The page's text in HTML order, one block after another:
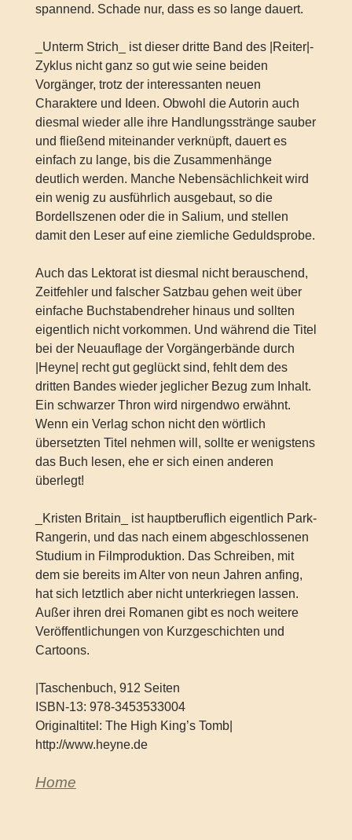
spannend. Schade nur, dass es so lange dauert.
_Unterm Strich_ ist dieser dritte Band des |Reiter|-
Zyklus nicht ganz so gut wie seine beiden
Vorgänger, trotz der interessanten neuen
Charaktere und Ideen. Obwohl die Autorin auch
diesmal wieder alle ihre Handlungsstränge sauber
und fließend miteinander verknüpft, dauert es
einfach zu lange, bis die Zusammenhänge
deutlich werden. Manche Nebensächlichkeit wird
ein wenig zu ausführlich ausgebaut, so die
Bordellszenen oder die in Salium, und stellen
damit den Leser auf eine ziemliche Geduldsprobe.
Auch das Lektorat ist diesmal nicht berauschend,
Zeitfehler und falscher Satzbau gehen weit über
einfache Buchstabendreher hinaus und sollten
eigentlich nicht vorkommen. Und während die Titel
bei der Neuauflage der Vorgängerbände durch
|Heyne| recht gut geglückt sind, fehlt dem des
dritten Bandes wieder jeglicher Bezug zum Inhalt.
Ein schwarzer Thron wird nirgendwo erwähnt.
Wenn ein Verlag schon nicht den wörtlich
übersetzten Titel nehmen will, sollte er wenigstens
das Buch lesen, ehe er sich einen anderen
überlegt!
_Kristen Britain_ ist hauptberuflich eigentlich Park-
Rangerin, und das nach einem abgeschlossenen
Studium in Filmproduktion. Das Schreiben, mit
dem sie bereits im Alter von neun Jahren anfing,
hat sich letztlich aber nicht unterkriegen lassen.
Außer ihren drei Romanen gibt es noch weitere
Veröffentlichungen von Kurzgeschichten und
Cartoons.
|Taschenbuch, 912 Seiten
ISBN-13: 978-3453533004
Originaltitel: The High King’s Tomb|
http://www.heyne.de
Home